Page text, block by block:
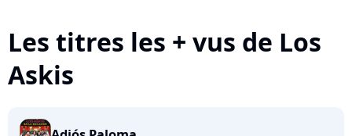
Les titres les + vus de Los
Askis